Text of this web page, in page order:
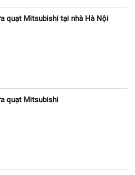
quạt Mitsubishi tại nhà Hà Nội
quạt Mitsubishi